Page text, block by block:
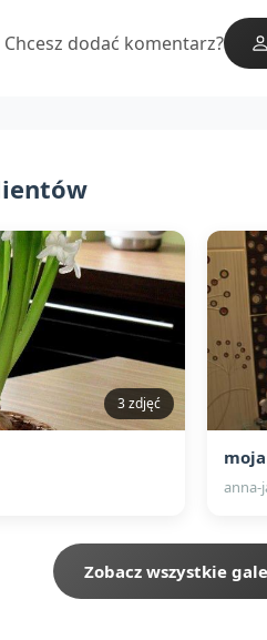
Chcesz dodać komentarz?
3 zdjęć
anna-
Zobacz wszystkie